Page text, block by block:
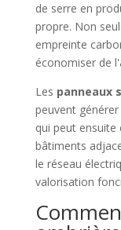
de serre en
propre. Non
empreinte
économiser de
Les panneaux
peuvent
qui peut
bâtiments
le réseau
valorisation